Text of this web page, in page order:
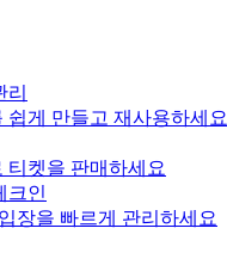
쉽게 만들고 재사용하세요
티켓을 판매하세요
크인
장을 빠르게 관리하세요